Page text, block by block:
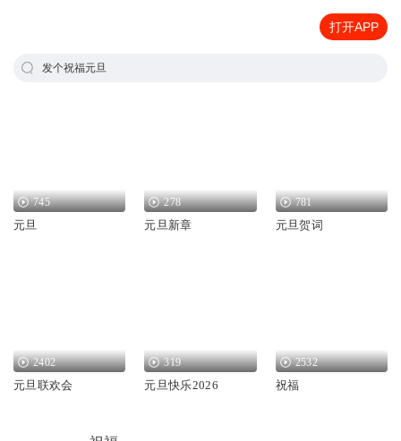
打开APP
发个祝福元旦
745
元旦
278
元旦新章
781
元旦贺词
2402
元旦联欢会
319
元旦快乐2026
2532
祝福